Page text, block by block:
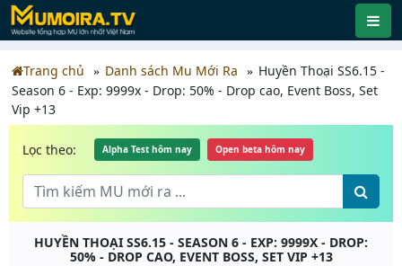
Trang chủ Danh sách Mu Mới Ra
Huyền Thoại SS6.15 -
Season 6 - Exp: 9999x - Drop: 50% - Drop cao, Event Boss, Set
Vip +13
Lọc theo: Alpha Test hôm nay Open beta hôm nay
HUYỀN THOẠI SS6.15 - SEASON 6 - EXP: 9999X - DROP:
50% - DROP CAO, EVENT BOSS, SET VIP +13